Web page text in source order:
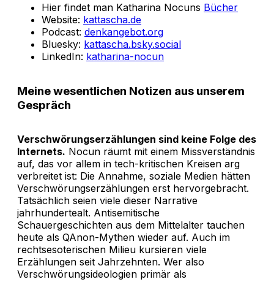
Hier findet man Katharina Nocuns Bücher
Website: kattascha.de
Podcast: denkangebot.org
Bluesky: kattascha.bsky.social
LinkedIn: katharina-nocun
Meine wesentlichen Notizen aus unserem
Gespräch
Verschwörungserzählungen sind keine Folge des
Internets. Nocun räumt mit einem Missverständnis
auf, das vor allem in tech-kritischen Kreisen arg
verbreitet ist: Die Annahme, soziale Medien hätten
Verschwörungserzählungen erst hervorgebracht.
Tatsächlich seien viele dieser Narrative
jahrhundertealt. Antisemitische
Schauergeschichten aus dem Mittelalter tauchen
heute als QAnon-Mythen wieder auf. Auch im
rechtsesoterischen Milieu kursieren viele
Erzählungen seit Jahrzehnten. Wer also
Verschwörungsideologien primär als